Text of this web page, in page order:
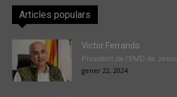
Articles populars
Victor Ferrando
President de l'EMD de Jesús
gener 22, 2024